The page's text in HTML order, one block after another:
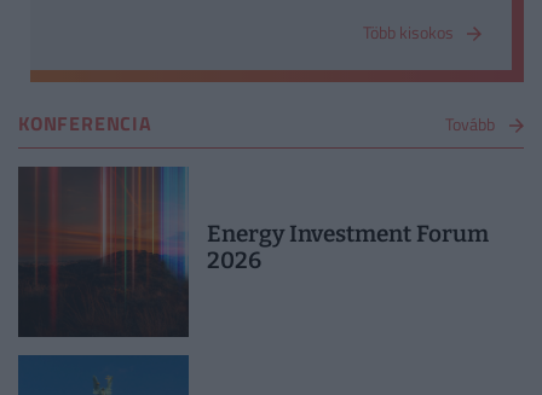
alkalmazhatnak.
Több kisokos
KONFERENCIA Tovább
Energy Investment Forum
2026